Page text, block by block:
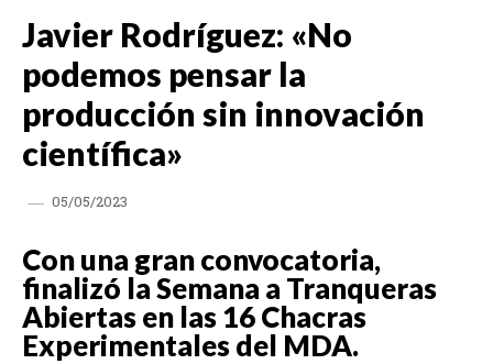
Javier Rodríguez: «No
podemos pensar la
producción sin innovación
científica»
05/05/2023
Con una gran convocatoria,
finalizó la Semana a Tranqueras
Abiertas en las 16 Chacras
Experimentales del MDA.